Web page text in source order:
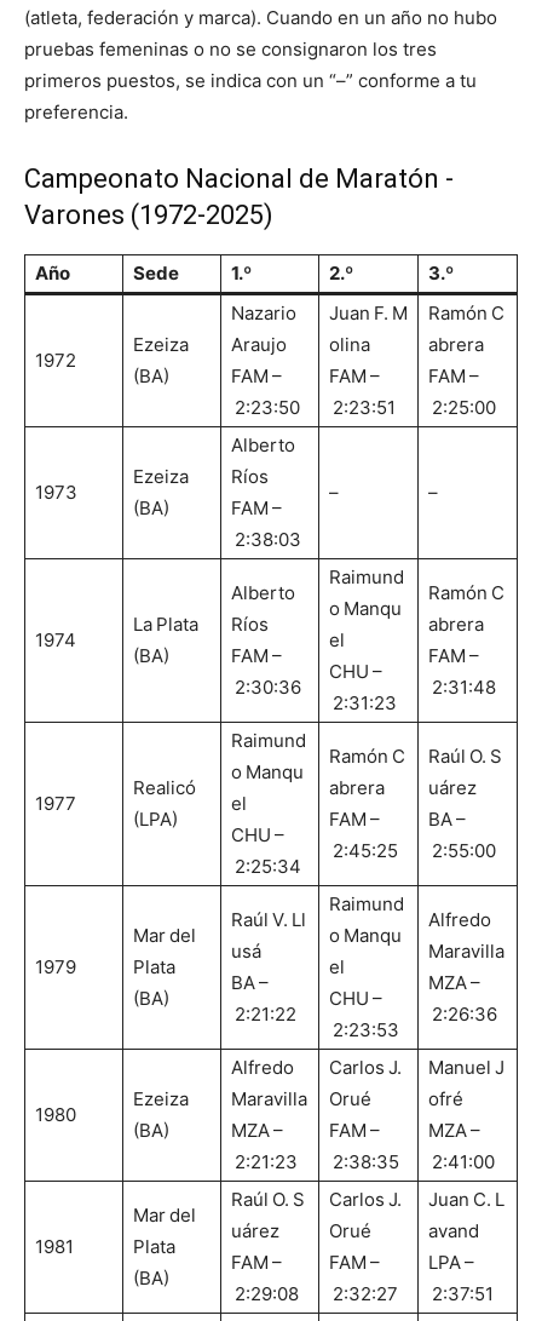
(atleta, federación y marca). Cuando en un año no hubo
pruebas femeninas o no se consignaron los tres
primeros puestos, se indica con un “–” conforme a tu
preferencia.
Campeonato Nacional de Maratón ‑
Varones (1972‑2025)
Año Sede 1.º 2.º 3.º
1972
Ezeiza
(BA)
Nazario
Araujo
FAM –
2:23:50
Juan F. M
olina
FAM –
2:23:51
Ramón C
abrera
FAM –
2:25:00
1973
Ezeiza
(BA)
Alberto
Ríos
FAM –
2:38:03
– –
1974
La Plata
(BA)
Alberto
Ríos
FAM –
2:30:36
Raimund
o Manqu
el
CHU –
2:31:23
Ramón C
abrera
FAM –
2:31:48
1977
Realicó
(LPA)
Raimund
o Manqu
el
CHU –
2:25:34
Ramón C
abrera
FAM –
2:45:25
Raúl O. S
uárez
BA –
2:55:00
1979
Mar del
Plata
(BA)
Raúl V. Ll
usá
BA –
2:21:22
Raimund
o Manqu
el
CHU –
2:23:53
Alfredo
Maravilla
MZA –
2:26:36
1980
Ezeiza
(BA)
Alfredo
Maravilla
MZA –
2:21:23
Carlos J.
Orué
FAM –
2:38:35
Manuel J
ofré
MZA –
2:41:00
1981
Mar del
Plata
(BA)
Raúl O. S
uárez
FAM –
2:29:08
Carlos J.
Orué
FAM –
2:32:27
Juan C. L
avand
LPA –
2:37:51